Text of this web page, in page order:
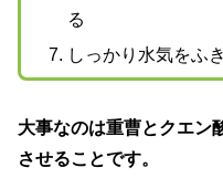
る
しっかり水気をふ
大事なのは重曹とクエン
させることです。